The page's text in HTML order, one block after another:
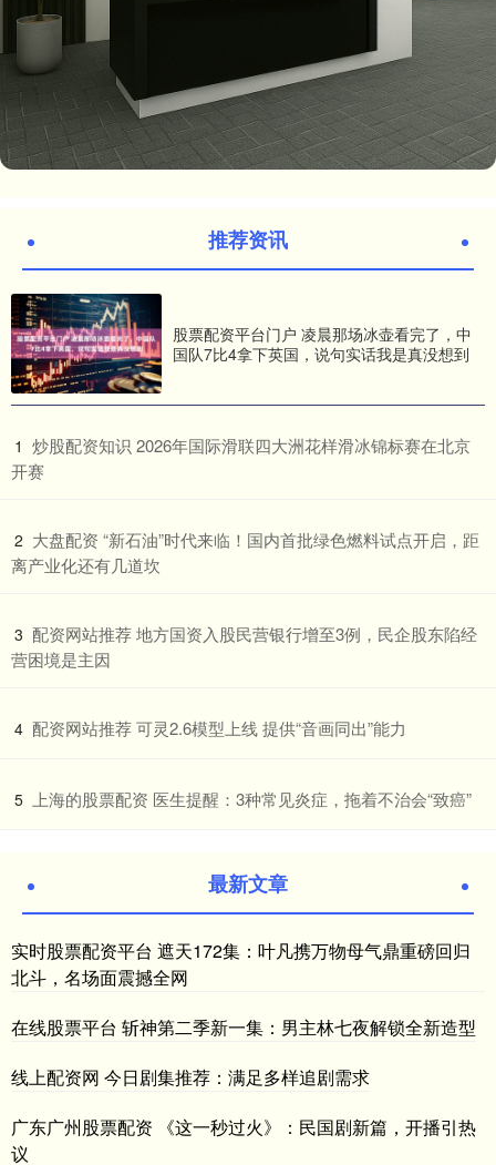
推荐资讯
股票配资平台门户 凌晨那场冰壶看完了，中
国队7比4拿下英国，说句实话我是真没想到
1 ​炒股配资知识 2026年国际滑联四大洲花样滑冰锦标赛在北京
开赛
2 ​大盘配资 “新石油”时代来临！国内首批绿色燃料试点开启，距
离产业化还有几道坎
3 ​配资网站推荐 地方国资入股民营银行增至3例，民企股东陷经
营困境是主因
4 ​配资网站推荐 可灵2.6模型上线 提供“音画同出”能力
5 ​上海的股票配资 医生提醒：3种常见炎症，拖着不治会“致癌”
最新文章
实时股票配资平台 遮天172集：叶凡携万物母气鼎重磅回归
北斗，名场面震撼全网
在线股票平台 斩神第二季新一集：男主林七夜解锁全新造型
线上配资网 今日剧集推荐：满足多样追剧需求
广东广州股票配资 《这一秒过火》：民国剧新篇，开播引热
议